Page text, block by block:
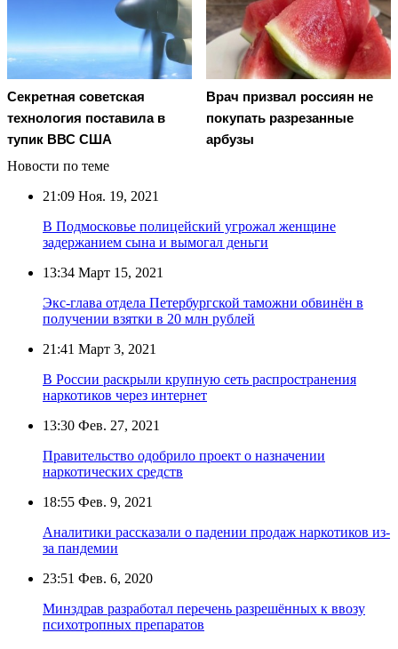
Секретная советская
технология поставила в
тупик ВВС США
Врач призвал россиян не
покупать разрезанные
арбузы
Новости по теме
21:09 Ноя. 19, 2021
В Подмосковье полицейский угрожал женщине
задержанием сына и вымогал деньги
13:34 Март 15, 2021
Экс-глава отдела Петербургской таможни обвинён в
получении взятки в 20 млн рублей
21:41 Март 3, 2021
В России раскрыли крупную сеть распространения
наркотиков через интернет
13:30 Фев. 27, 2021
Правительство одобрило проект о назначении
наркотических средств
18:55 Фев. 9, 2021
Аналитики рассказали о падении продаж наркотиков из-
за пандемии
23:51 Фев. 6, 2020
Минздрав разработал перечень разрешённых к ввозу
психотропных препаратов